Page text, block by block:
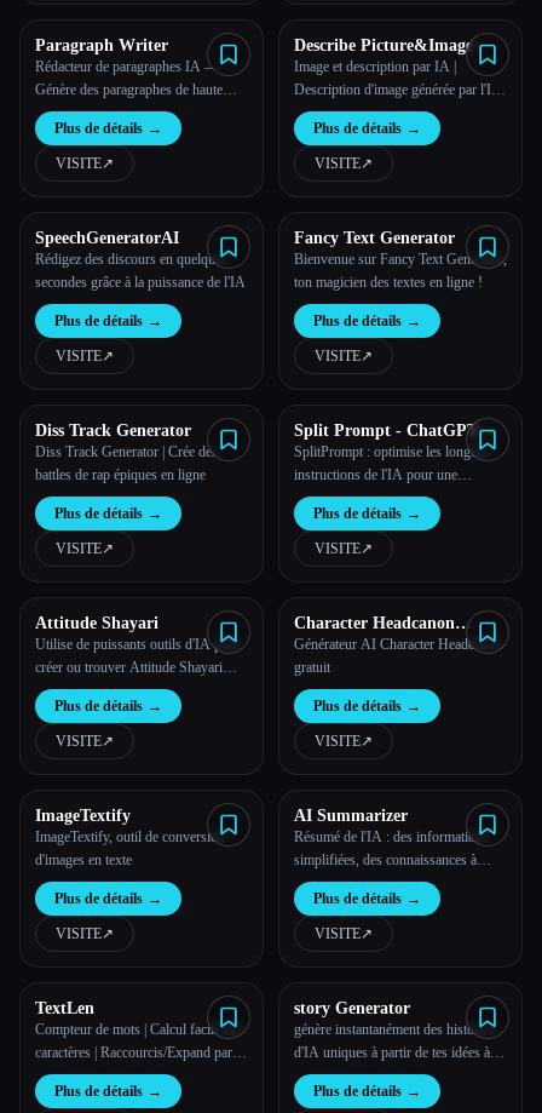
Paragraph Writer
Rédacteur de paragraphes IA ——
Génère des paragraphes de haute
qualité pour gagner du temps et
gagner en efficacité en tant que
rédacteur de paragraphes IA
professionnel
Plus de détails →
VISITE↗︎
Describe Picture&Image
Image et description par IA |
Description d'image générée par l'IA
gratuite
Plus de détails →
VISITE↗︎
SpeechGeneratorAI
Rédigez des discours en quelques
secondes grâce à la puissance de l'IA
Plus de détails →
VISITE↗︎
Fancy Text Generator
Bienvenue sur Fancy Text Generator,
ton magicien des textes en ligne !
Plus de détails →
VISITE↗︎
Diss Track Generator
Diss Track Generator | Crée des
battles de rap épiques en ligne
Plus de détails →
VISITE↗︎
Split Prompt - ChatGPT
Prompt SPlitter
SplitPrompt : optimise les longues
instructions de l'IA pour une
meilleure concentration et une
meilleure précision
Plus de détails →
VISITE↗︎
Attitude Shayari
Utilise de puissants outils d'IA pour
créer ou trouver Attitude Shayari
gratuitement.
Plus de détails →
VISITE↗︎
Character Headcanon
Generator
Générateur AI Character Headcanon
gratuit
Plus de détails →
VISITE↗︎
ImageTextify
ImageTextify, outil de conversion
d'images en texte
Plus de détails →
VISITE↗︎
AI Summarizer
Résumé de l'IA : des informations
simplifiées, des connaissances à
portée de main.
Plus de détails →
VISITE↗︎
TextLen
Compteur de mots | Calcul facile des
caractères | Raccourcis/Expand par
l'IA
Plus de détails →
story Generator
génère instantanément des histoires
d'IA uniques à partir de tes idées à
l'aide d'options personnalisables.
C'est totalement gratuit et aucune
Plus de détails →